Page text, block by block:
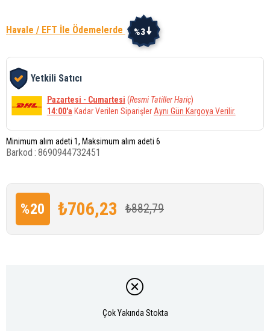
Havale / EFT İle Ödemelerde %3
Yetkili Satıcı
Pazartesi - Cumartesi (Resmi Tatiller Hariç)
14:00'a Kadar Verilen Siparişler Aynı Gün Kargoya Verilir.
Minimum alım adeti 1, Maksimum alım adeti 6
Barkod : 8690944732451
%20
₺882,79
₺706,23
Çok Yakında Stokta